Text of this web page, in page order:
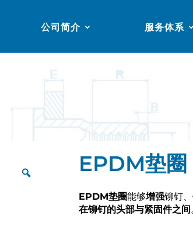
公司简介 服务体系
EPDM垫圈
EPDM垫圈能够增强铆钉
在铆钉的头部与紧固件之间